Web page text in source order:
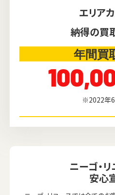
エリア
納得の買
年間買
※2022年
ニーゴ・
安心